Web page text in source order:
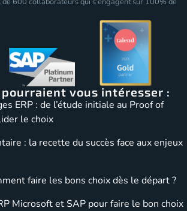
pourraient vous intéresser :
ERP : de l’étude initiale au Proof of
le choix
: la recette du succès face aux enjeux
faire les bons choix dès le départ ?
Microsoft et SAP pour faire le bon choix